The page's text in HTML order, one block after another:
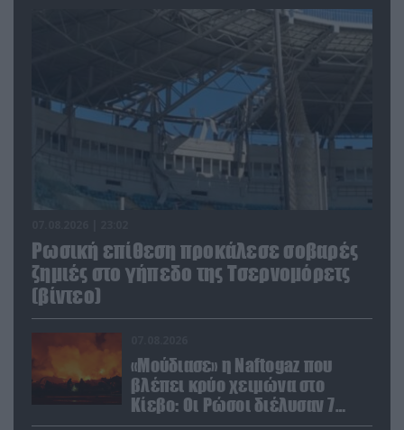
Ρωσική επίθεση προκάλεσε σοβαρές
ζημιές στο γήπεδο της Τσερνομόρετς
(βίντεο)
«Μούδιασε» η Naftogaz που
βλέπει κρύο χειμώνα στο
Κίεβο: Οι Ρώσοι διέλυσαν 7
εγκαταστάσεις του ουκρανικού